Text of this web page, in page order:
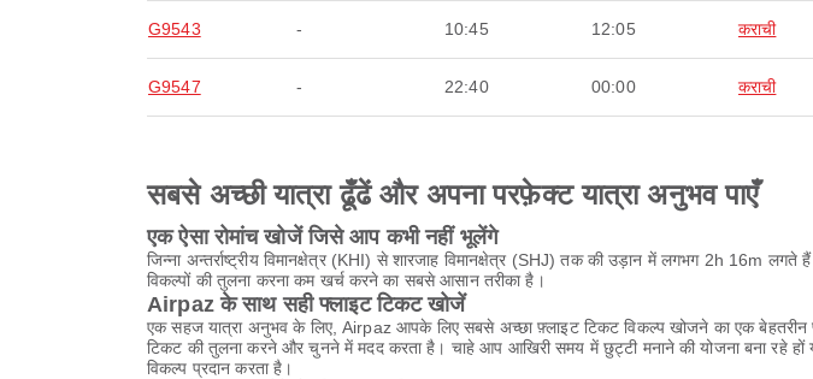
G9543 - 10:45 12:05 कराची
G9547 - 22:40 00:00 कराची
सबसे अच्छी यात्रा ढूँढें और अपना परफ़ेक्ट यात्रा अनुभव पाएँ
एक ऐसा रोमांच खोजें जिसे आप कभी नहीं भूलेंगे
जिन्ना अन्तर्राष्ट्रीय विमानक्षेत्र (KHI) से शारजाह विमानक्षेत्र (SHJ) तक की उड़ान में लगभग 2h 16m
विकल्पों की तुलना करना कम खर्च करने का सबसे आसान तरीका है।
Airpaz के साथ सही फ्लाइट टिकट खोजें
एक सहज यात्रा अनुभव के लिए, Airpaz आपके लिए सबसे अच्छा फ़्लाइट टिकट विकल्प खोजने का एक
टिकट की तुलना करने और चुनने में मदद करता है। चाहे आप आखिरी समय में छुट्टी मनाने की योजना बना रहे
विकल्प प्रदान करता है।